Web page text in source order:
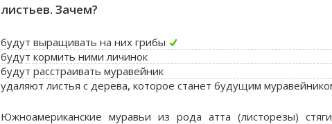
листьев. Зачем?
будут выращивать на них грибы
будут кормить ними личинок
будут расстраивать муравейник
удаляют листья с дерева, которое станет будущим
Южноамериканские муравьи из рода атта (листорезы)